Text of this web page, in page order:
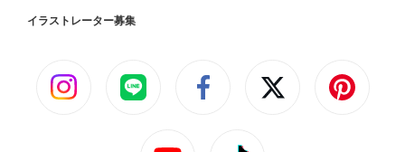
イラストレーター募集